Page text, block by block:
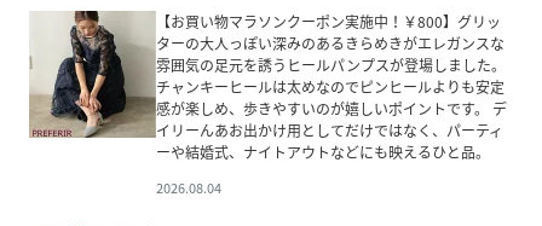
【お買い物マラソンクーポン実施中！￥800】グリッ
ターの大人っぽい深みのあるきらめきがエレガンスな
雰囲気の足元を誘うヒールパンプスが登場しました。
チャンキーヒールは太めなのでピンヒールよりも安定
感が楽しめ、歩きやすいのが嬉しいポイントです。 デ
イリーんあお出かけ用としてだけではなく、パーティ
ーや結婚式、ナイトアウトなどにも映えるひと品。
2026.08.04